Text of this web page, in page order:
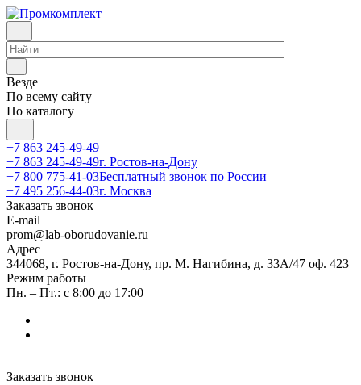
Везде
По всему сайту
По каталогу
+7 863 245-49-49
+7 863 245-49-49г. Ростов-на-Дону
+7 800 775-41-03Бесплатный звонок по России
+7 495 256-44-03г. Москва
Заказать звонок
E-mail
prom@lab-oborudovanie.ru
Адрес
344068, г. Ростов-на-Дону, пр. М. Нагибина, д. 33А/47 оф. 423
Режим работы
Пн. – Пт.: с 8:00 до 17:00
Заказать звонок